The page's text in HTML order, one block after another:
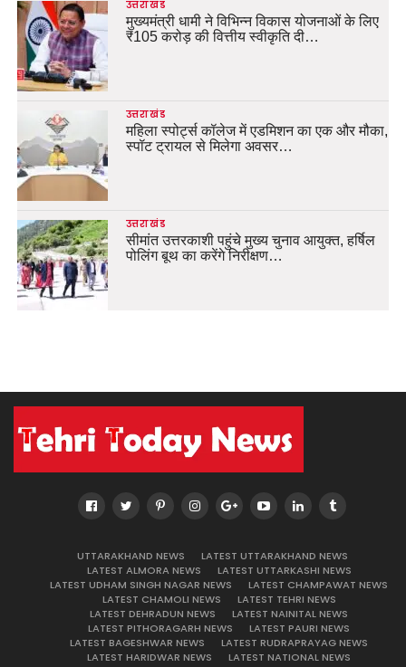
उत्तराखंड
मुख्यमंत्री धामी ने विभिन्न विकास योजनाओं के लिए
₹105 करोड़ की वित्तीय स्वीकृति दी…
उत्तराखंड
महिला स्पोर्ट्स कॉलेज में एडमिशन का एक और मौका,
स्पॉट ट्रायल से मिलेगा अवसर…
उत्तराखंड
सीमांत उत्तरकाशी पहुंचे मुख्य चुनाव आयुक्त, हर्षिल
पोलिंग बूथ का करेंगे निरीक्षण…
UTTARAKHAND NEWS
LATEST UTTARAKHAND NEWS
LATEST ALMORA NEWS
LATEST UTTARKASHI NEWS
LATEST UDHAM SINGH NAGAR NEWS
LATEST CHAMPAWAT NEWS
LATEST CHAMOLI NEWS
LATEST TEHRI NEWS
LATEST DEHRADUN NEWS
LATEST NAINITAL NEWS
LATEST PITHORAGARH NEWS
LATEST PAURI NEWS
LATEST BAGESHWAR NEWS
LATEST RUDRAPRAYAG NEWS
LATEST HARIDWAR NEWS
LATEST NATIONAL NEWS